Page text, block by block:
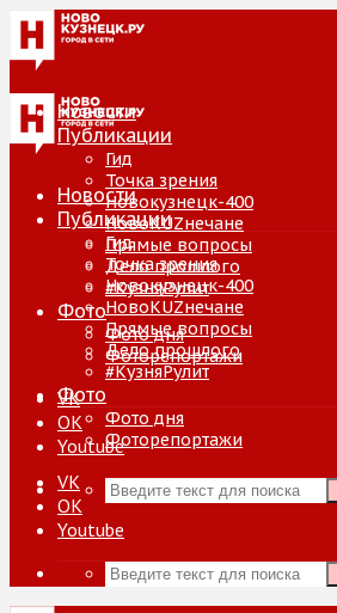
Новости
Публикации
Гид
Точка зрения
Новокузнецк-400
НовоKUZнечане
Прямые вопросы
Дело прошлого
#КузняРулит
Фото
Фото дня
Фоторепортажи
VK
ОК
Youtube
Новости
Публикации
Гид
Точка зрения
Новокузнецк-400
НовоKUZнечане
Прямые вопросы
Дело прошлого
#КузняРулит
Фото
Фото дня
Фоторепортажи
VK
ОК
Youtube